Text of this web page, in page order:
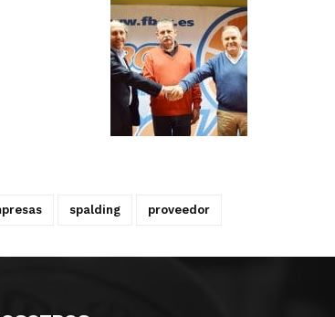
spalding proveedor